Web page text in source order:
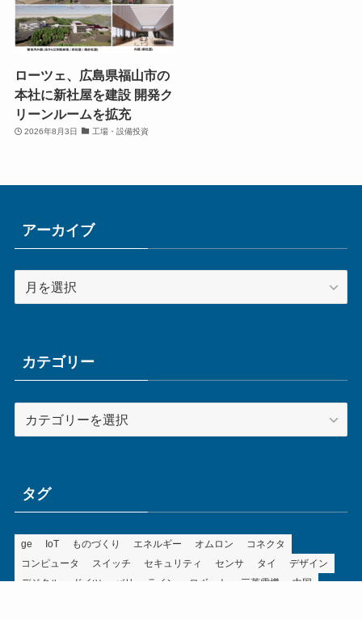
ローツェ、広島県福山市の
本社に新社屋を建設 開発ク
リーンルームを拡充
2026年8月3日 工場・設備投資
アーカイブ
ー
ブカテゴリー
テ
ータグ
ge IoT ものづくり エネルギー オムロン
コネクタ
コンピュータ
スイッチ セキュリティ センサ タイ
デザイン
デジタル
ドイツ バリ ライン ロボット 三菱電機
中国